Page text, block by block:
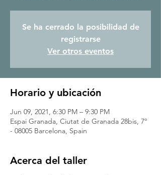
Se ha cerrado la posibilidad de
registrarse
Ver otros eventos
Horario y ubicación
Jun 09, 2021, 6:30 PM – 9:30 PM
Espai Granada, Ciutat de Granada 28bis, 7º
- 08005 Barcelona, Spain
Acerca del taller